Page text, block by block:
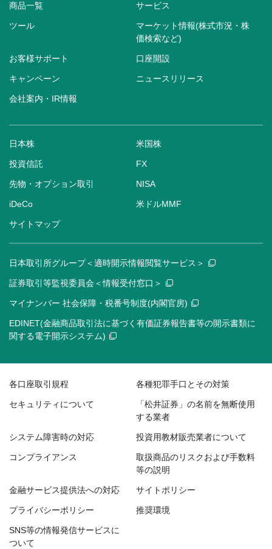
商品一覧 サービス
ツール
マーケット情報(株式市況・株
価検索など)
お客様サポート 口座開設
キャンペーン ニュースリリース
会社案内・IR情報
日本株 米国株
投資信託 FX
先物・オプション取引 NISA
iDeCo 米ドルMMF
サイトマップ
日本取引所グループ＜適時開示情報閲覧サービス＞
証券取引等監視委員会＜情報受付窓口＞
マイナンバー 社会保障・税番号制度(内閣官房)
EDINET(金融商品取引法に基づく有価証券報告書等の開示書類に
関する電子開示システム)
各口座取引規程 各種犯罪手口とその対策
セキュリティについて
「松井証券」の名前を無断使用
する業者
システム障害時の対応 投資用教材販売業者について
コンプライアンス
取扱商品のリスクおよび手数料
等の説明
金融サービス提供法への対応 サイトポリシー
プライバシーポリシー 推奨環境
SNS等の情報発信サービスに
ついて